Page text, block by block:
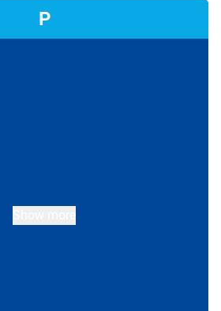
P